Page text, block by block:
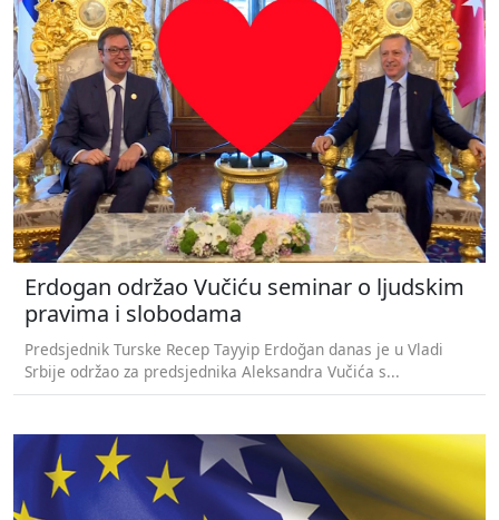
Erdogan održao Vučiću seminar o ljudskim
pravima i slobodama
Predsjednik Turske Recep Tayyip Erdoğan danas je u Vladi
Srbije održao za predsjednika Aleksandra Vučića s...